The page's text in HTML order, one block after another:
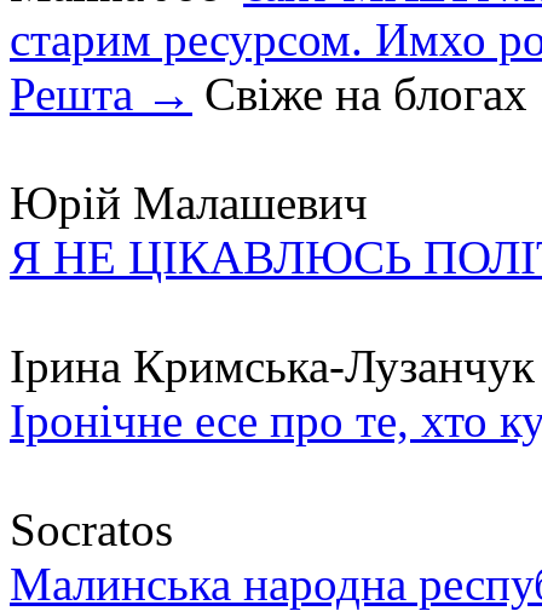
старим ресурсом. Имхо
Решта → Свіже на блогах
Юрій Малашевич
Я НЕ ЦІКАВЛЮСЬ
Ірина Кримська-Лузанчук
Іронічне есе про те, хто
Socratos
Малинська народна